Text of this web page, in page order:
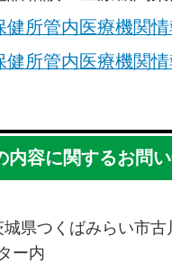
健所管内医療機関情
健所管内医療機関情
内容に関するお問
県つくばみらい市古
ー内